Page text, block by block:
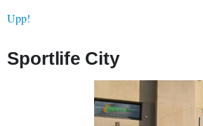
Upp!
Sportlife City